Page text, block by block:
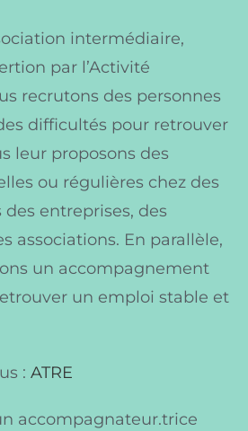
intermédiaire,
par l’Activité
recrutons des personnes
difficultés pour retrouver
leur proposons des
ou régulières chez des
entreprises, des
associations. En parallèle,
un accompagnement
un emploi stable et
: ATRE
accompagnateur.trice